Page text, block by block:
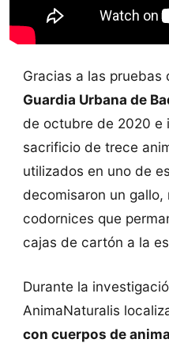
Gracias a las pruebas
Guardia Urbana de
de octubre de 2020 e
sacrificio de trece
utilizados en uno de
decomisaron un
codornices que
cajas de cartón a la
Durante la
AnimaNaturalis
con cuerpos de